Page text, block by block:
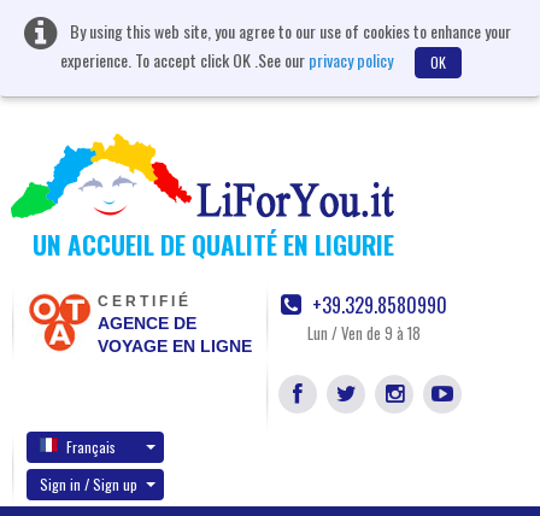
By using this web site, you agree to our use of cookies to enhance your
experience. To accept click OK .See ourprivacy policy OK
UN ACCUEIL DE QUALITÉ EN LIGURIE
CERTIFIÉ
AGENCE DE
VOYAGE EN LIGNE
+39.329.8580990
Lun / Ven de 9 à 18
Français
Sign in / Sign up